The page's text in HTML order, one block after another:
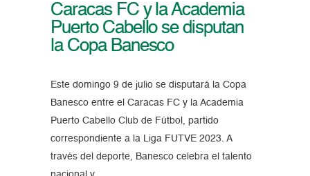
Caracas FC y la Academia
Puerto Cabello se disputan
la Copa Banesco
Este domingo 9 de julio se disputará la Copa
Banesco entre el Caracas FC y la Academia
Puerto Cabello Club de Fútbol, partido
correspondiente a la Liga FUTVE 2023. A
través del deporte, Banesco celebra el talento